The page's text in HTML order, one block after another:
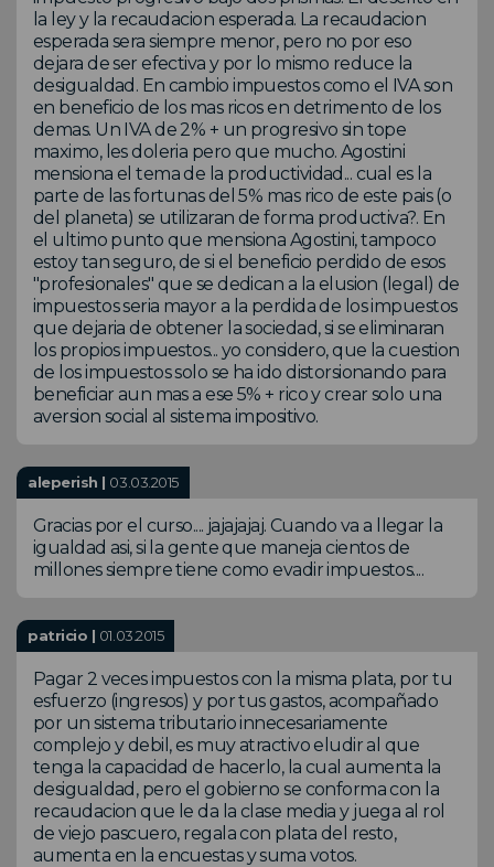
la ley y la recaudacion esperada. La recaudacion
esperada sera siempre menor, pero no por eso
dejara de ser efectiva y por lo mismo reduce la
desigualdad. En cambio impuestos como el IVA son
en beneficio de los mas ricos en detrimento de los
demas. Un IVA de 2% + un progresivo sin tope
maximo, les doleria pero que mucho. Agostini
mensiona el tema de la productividad... cual es la
parte de las fortunas del 5% mas rico de este pais (o
del planeta) se utilizaran de forma productiva?. En
el ultimo punto que mensiona Agostini, tampoco
estoy tan seguro, de si el beneficio perdido de esos
"profesionales" que se dedican a la elusion (legal) de
impuestos seria mayor a la perdida de los impuestos
que dejaria de obtener la sociedad, si se eliminaran
los propios impuestos... yo considero, que la cuestion
de los impuestos solo se ha ido distorsionando para
beneficiar aun mas a ese 5% + rico y crear solo una
aversion social al sistema impositivo.
aleperish | 03.03.2015
Gracias por el curso.... jajajajaj. Cuando va a llegar la
igualdad asi, si la gente que maneja cientos de
millones siempre tiene como evadir impuestos....
patricio | 01.03.2015
Pagar 2 veces impuestos con la misma plata, por tu
esfuerzo (ingresos) y por tus gastos, acompañado
por un sistema tributario innecesariamente
complejo y debil, es muy atractivo eludir al que
tenga la capacidad de hacerlo, la cual aumenta la
desigualdad, pero el gobierno se conforma con la
recaudacion que le da la clase media y juega al rol
de viejo pascuero, regala con plata del resto,
aumenta en la encuestas y suma votos.